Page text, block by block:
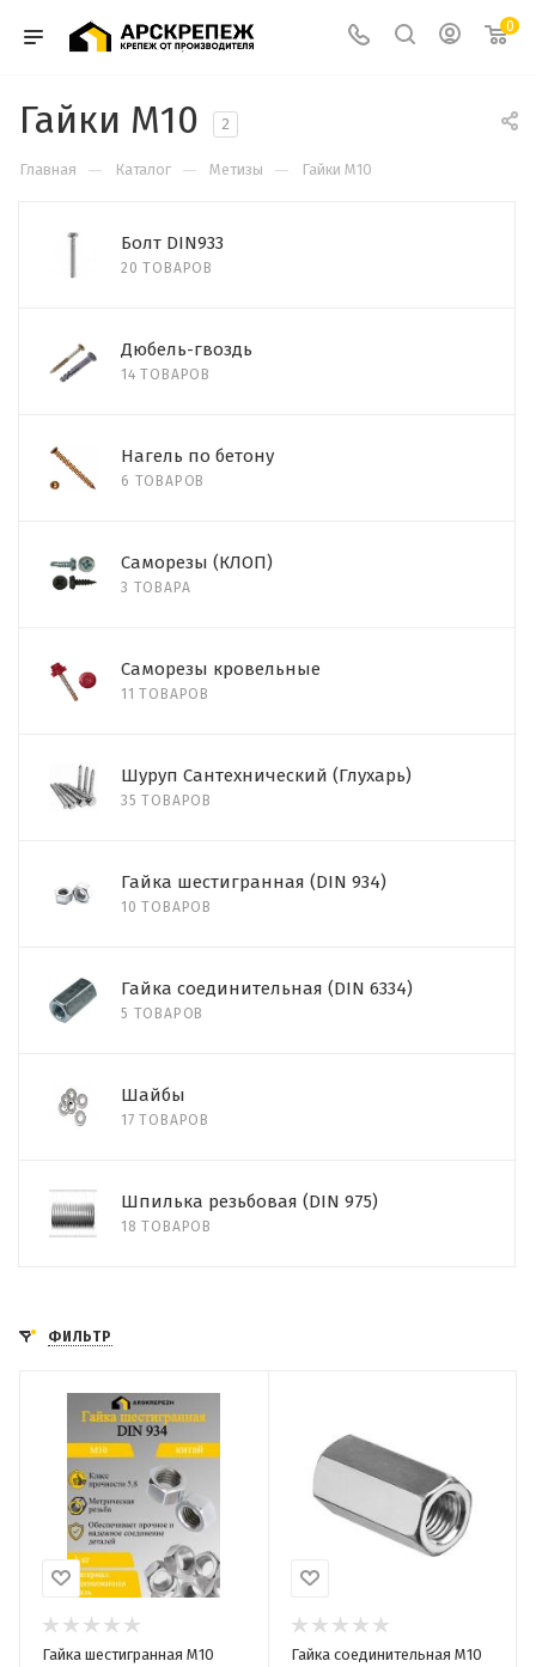
0
Гайки М10 2
Главная — Каталог — Метизы — Гайки М10
Болт DIN933
20 ТОВАРОВ
Дюбель-гвоздь
14 ТОВАРОВ
Нагель по бетону
6 ТОВАРОВ
Саморезы (КЛОП)
3 ТОВАРА
Саморезы кровельные
11 ТОВАРОВ
Шуруп Сантехнический (Глухарь)
35 ТОВАРОВ
Гайка шестигранная (DIN 934)
10 ТОВАРОВ
Гайка соединительная (DIN 6334)
5 ТОВАРОВ
Шайбы
17 ТОВАРОВ
Шпилька резьбовая (DIN 975)
18 ТОВАРОВ
ФИЛЬТР
Гайка шестигранная М10 Гайка соединительная М10